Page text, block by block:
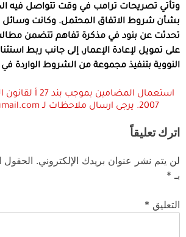
وتأتي تصريحات ترامب في وقت تتواصل فيه
بشأن شروط الاتفاق المحتمل. وكانت وسائل
تحدثت عن بنود في مذكرة تفاهم تتضمن
على تمويل لإعادة الإعمار، إلى جانب ربط
النووية بتنفيذ مجموعة من الشروط الواردة في
استعمال المضامين
2007. يرجى ارسال ملاحظات لـ akkanet.net@gmail.com
اترك تعليقاً
لن يتم نشر عنوان بريدك الإلكتروني. الحقول
بـ *
التعليق *